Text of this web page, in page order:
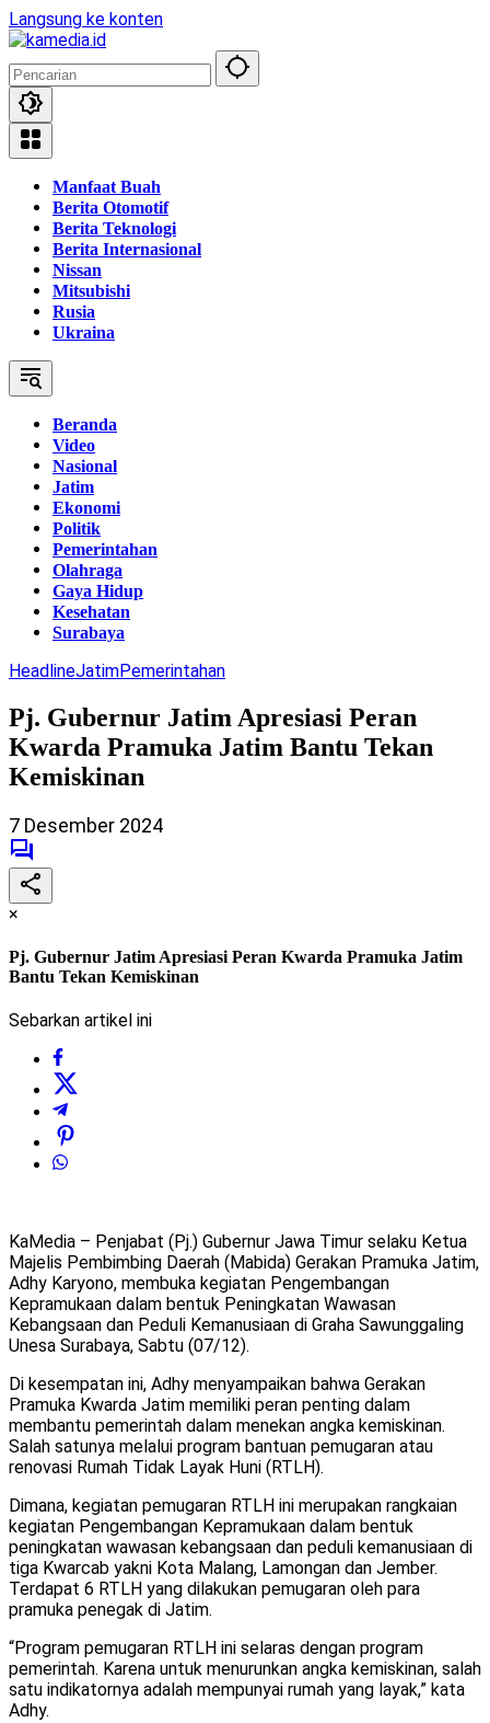
Langsung ke konten
Manfaat Buah
Berita Otomotif
Berita Teknologi
Berita Internasional
Nissan
Mitsubishi
Rusia
Ukraina
Beranda
Video
Nasional
Jatim
Ekonomi
Politik
Pemerintahan
Olahraga
Gaya Hidup
Kesehatan
Surabaya
HeadlineJatimPemerintahan
Pj. Gubernur Jatim Apresiasi Peran
Kwarda Pramuka Jatim Bantu Tekan
Kemiskinan
7 Desember 2024
×
Pj. Gubernur Jatim Apresiasi Peran Kwarda Pramuka Jatim
Bantu Tekan Kemiskinan
Sebarkan artikel ini
KaMedia – Penjabat (Pj.) Gubernur Jawa Timur selaku Ketua
Majelis Pembimbing Daerah (Mabida) Gerakan Pramuka Jatim,
Adhy Karyono, membuka kegiatan Pengembangan
Kepramukaan dalam bentuk Peningkatan Wawasan
Kebangsaan dan Peduli Kemanusiaan di Graha Sawunggaling
Unesa Surabaya, Sabtu (07/12).
Di kesempatan ini, Adhy menyampaikan bahwa Gerakan
Pramuka Kwarda Jatim memiliki peran penting dalam
membantu pemerintah dalam menekan angka kemiskinan.
Salah satunya melalui program bantuan pemugaran atau
renovasi Rumah Tidak Layak Huni (RTLH).
Dimana, kegiatan pemugaran RTLH ini merupakan rangkaian
kegiatan Pengembangan Kepramukaan dalam bentuk
peningkatan wawasan kebangsaan dan peduli kemanusiaan di
tiga Kwarcab yakni Kota Malang, Lamongan dan Jember.
Terdapat 6 RTLH yang dilakukan pemugaran oleh para
pramuka penegak di Jatim.
“Program pemugaran RTLH ini selaras dengan program
pemerintah. Karena untuk menurunkan angka kemiskinan, salah
satu indikatornya adalah mempunyai rumah yang layak,” kata
Adhy.